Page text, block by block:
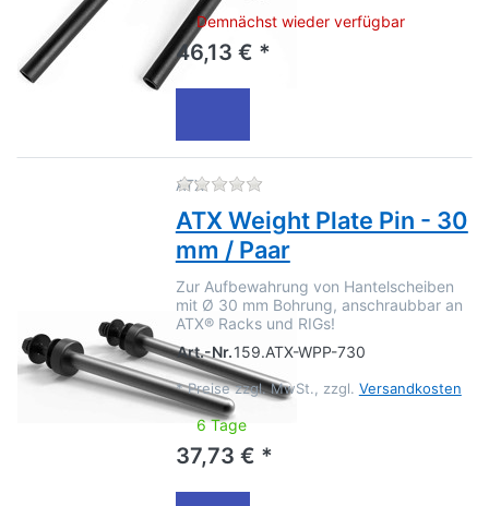
Demnächst wieder verfügbar
46,13 € *
ATX Zu diesem Produkt liegen
ATX Weight Plate Pin - 30
mm / Paar
Zur Aufbewahrung von Hantelscheiben
mit Ø 30 mm Bohrung, anschraubbar an
ATX® Racks und RIGs!
Art.-Nr.159.ATX-WPP-730
* Preise zzgl. MwSt., zzgl. Versandkosten
6 Tage
37,73 € *